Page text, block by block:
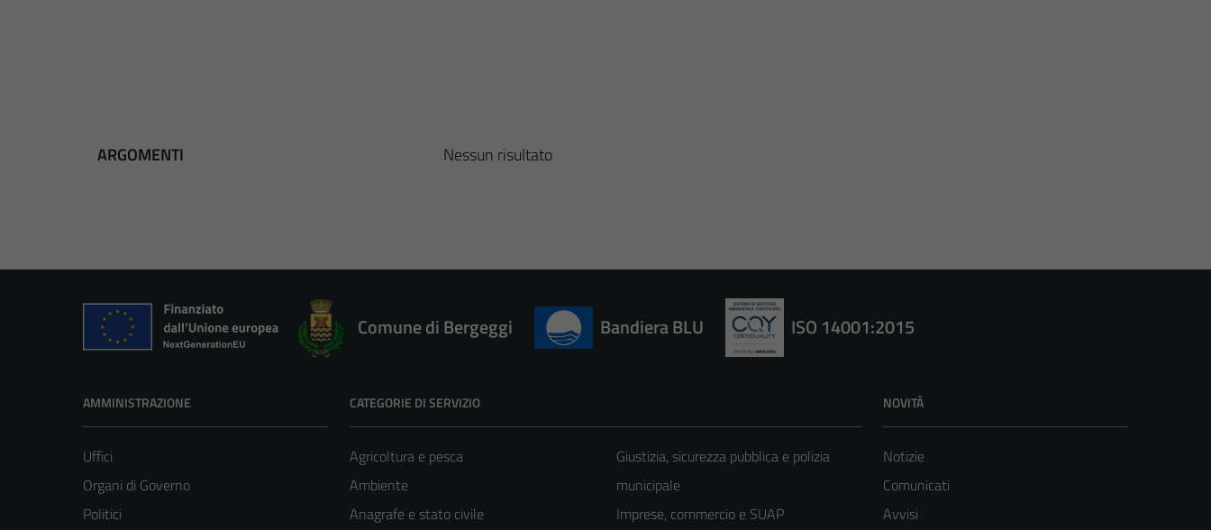
ARGOMENTI Nessun risultato
Comune di Bergeggi Bandiera BLU ISO 14001:2015
AMMINISTRAZIONE
Uffici
Organi di Governo
Politici
CATEGORIE DI SERVIZIO
Agricoltura e pesca
Ambiente
Anagrafe e stato civile
Giustizia, sicurezza pubblica e polizia
municipale
Imprese, commercio e SUAP
NOVITÀ
Notizie
Comunicati
Avvisi